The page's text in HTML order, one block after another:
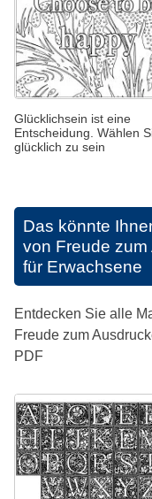
Glücklichsein ist eine
Entscheidung. Wählen
glücklich zu sein
Das könnte
von Freude
für Erwachsene
Entdecken Sie alle
Freude zum
PDF